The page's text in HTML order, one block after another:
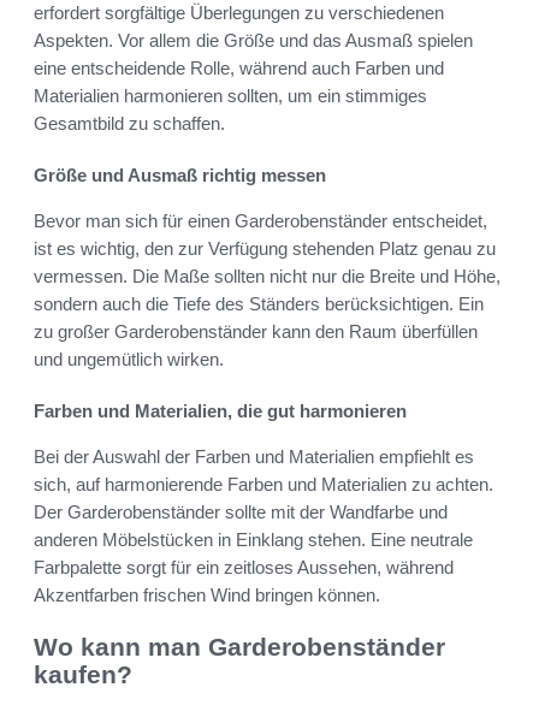
erfordert sorgfältige Überlegungen zu verschiedenen
Aspekten. Vor allem die Größe und das Ausmaß spielen
eine entscheidende Rolle, während auch Farben und
Materialien harmonieren sollten, um ein stimmiges
Gesamtbild zu schaffen.
Größe und Ausmaß richtig messen
Bevor man sich für einen Garderobenständer entscheidet,
ist es wichtig, den zur Verfügung stehenden Platz genau zu
vermessen. Die Maße sollten nicht nur die Breite und Höhe,
sondern auch die Tiefe des Ständers berücksichtigen. Ein
zu großer Garderobenständer kann den Raum überfüllen
und ungemütlich wirken.
Farben und Materialien, die gut harmonieren
Bei der Auswahl der Farben und Materialien empfiehlt es
sich, auf harmonierende Farben und Materialien zu achten.
Der Garderobenständer sollte mit der Wandfarbe und
anderen Möbelstücken in Einklang stehen. Eine neutrale
Farbpalette sorgt für ein zeitloses Aussehen, während
Akzentfarben frischen Wind bringen können.
Wo kann man Garderobenständer
kaufen?